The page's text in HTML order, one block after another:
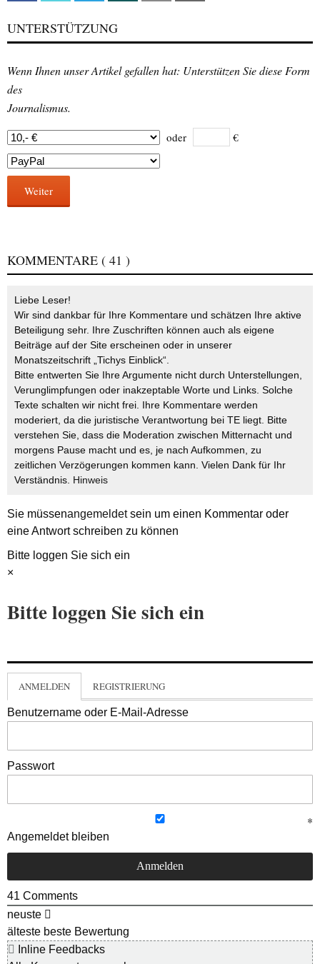
UNTERSTÜTZUNG
Wenn Ihnen unser Artikel gefallen hat: Unterstützen Sie diese Form
des
Journalismus.
oder €
Weiter
KOMMENTARE ( 41 )
Liebe Leser!
Wir sind dankbar für Ihre Kommentare und schätzen Ihre aktive
Beteiligung sehr. Ihre Zuschriften können auch als eigene
Beiträge auf der Site erscheinen oder in unserer
Monatszeitschrift „Tichys Einblick“.
Bitte entwerten Sie Ihre Argumente nicht durch Unterstellungen,
Verunglimpfungen oder inakzeptable Worte und Links. Solche
Texte schalten wir nicht frei. Ihre Kommentare werden
moderiert, da die juristische Verantwortung bei TE liegt. Bitte
verstehen Sie, dass die Moderation zwischen Mitternacht und
morgens Pause macht und es, je nach Aufkommen, zu
zeitlichen Verzögerungen kommen kann. Vielen Dank für Ihr
Verständnis. Hinweis
Sie müssenangemeldetsein um einen Kommentar oder
eine Antwort schreiben zu können
Bitte loggen Sie sich ein
×
Bitte loggen Sie sich ein
ANMELDEN REGISTRIERUNG
Benutzername oder E-Mail-Adresse
Passwort
Angemeldet bleiben
41 Comments
neuste
älteste beste Bewertung
Inline Feedbacks